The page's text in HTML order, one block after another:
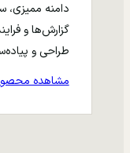
دامنه ممیزی،
طراحی و
مشاهده